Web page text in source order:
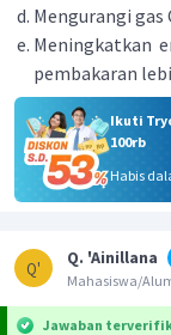
Mengurangi gas
Meningkatkan
pembakaran
Ikuti
100rb
Habis
Q'
Q. 'Ainillana
Mahasiswa/
Jawaban